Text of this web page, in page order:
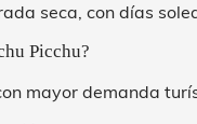
seca, con días
Picchu?
mayor demanda